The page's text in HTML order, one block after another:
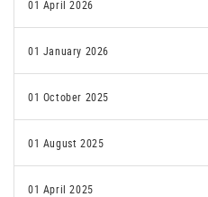
01 April 2026
01 January 2026
01 October 2025
01 August 2025
01 April 2025